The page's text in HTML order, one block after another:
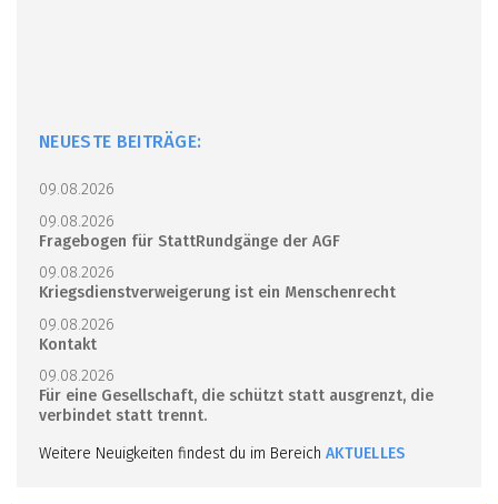
NEUESTE BEITRÄGE:
09.08.2026
09.08.2026
Fragebogen für StattRundgänge der AGF
09.08.2026
Kriegsdienstverweigerung ist ein Menschenrecht
09.08.2026
Kontakt
09.08.2026
Für eine Gesellschaft, die schützt statt ausgrenzt, die
verbindet statt trennt.
Weitere Neuigkeiten findest du im Bereich AKTUELLES